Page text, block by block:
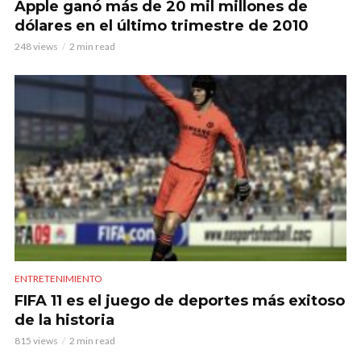
Apple ganó más de 20 mil millones de
dólares en el último trimestre de 2010
248 views 2 min read
ENTRETENIMIENTO
FIFA 11 es el juego de deportes más exitoso
de la historia
815 views 2 min read